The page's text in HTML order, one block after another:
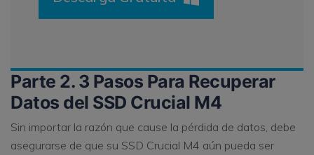
Parte 2. 3 Pasos Para Recuperar
Datos del SSD Crucial M4
Sin importar la razón que cause la pérdida de datos, debe
asegurarse de que su SSD Crucial M4 aún pueda ser